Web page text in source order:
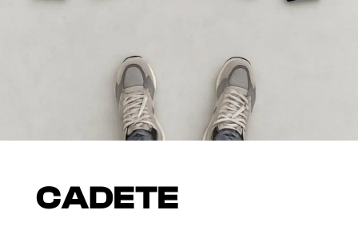
CADETE